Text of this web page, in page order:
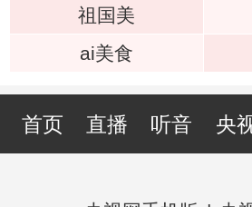
祖国美
ai美食
首页 直播 听音 央